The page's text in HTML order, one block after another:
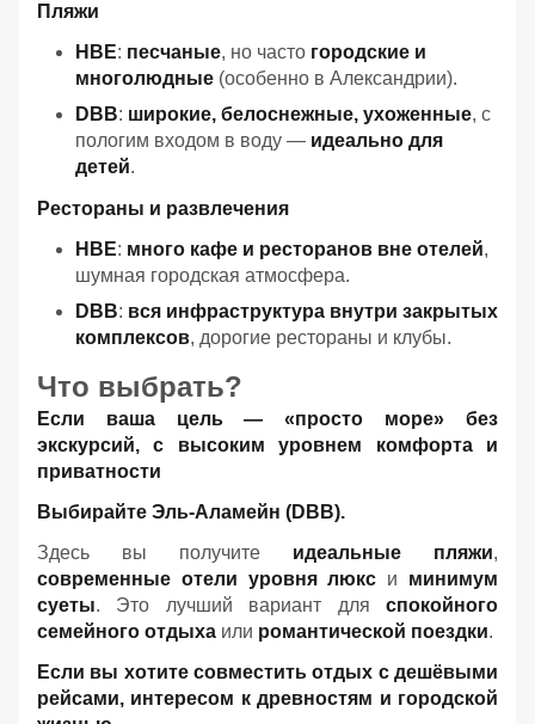
Пляжи
HBE: песчаные, но часто городские и
многолюдные (особенно в Александрии).
DBB: широкие, белоснежные, ухоженные, с
пологим входом в воду — идеально для
детей.
Рестораны и развлечения
HBE: много кафе и ресторанов вне отелей,
шумная городская атмосфера.
DBB: вся инфраструктура внутри закрытых
комплексов, дорогие рестораны и клубы.
Что выбрать?
Если ваша цель — «просто море» без
экскурсий, с высоким уровнем комфорта и
приватности
Выбирайте Эль-Аламейн (DBB).
Здесь вы получите идеальные пляжи,
современные отели уровня люкс и минимум
суеты. Это лучший вариант для спокойного
семейного отдыха или романтической поездки.
Если вы хотите совместить отдых с дешёвыми
рейсами, интересом к древностям и городской